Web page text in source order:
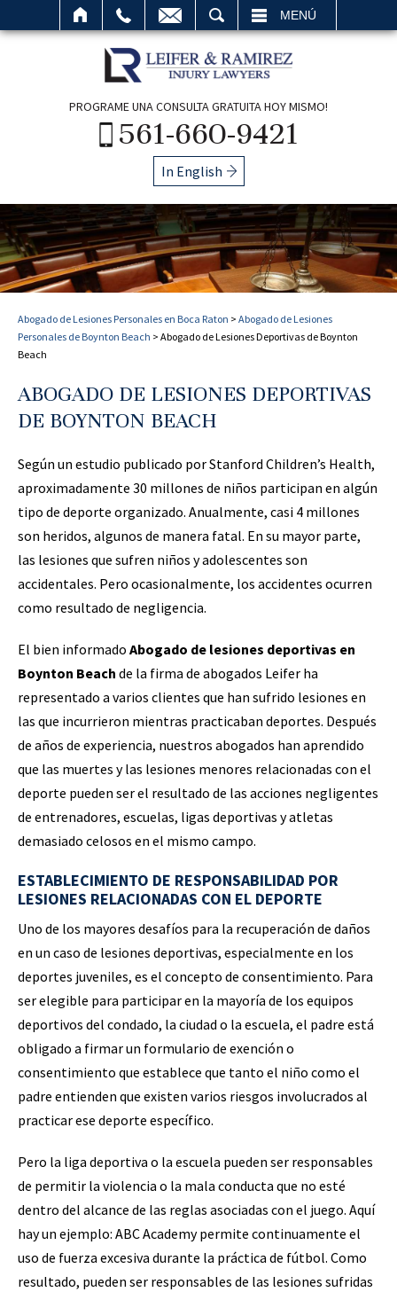
MENÚ
PROGRAME UNA CONSULTA GRATUITA HOY MISMO!
561-660-9421
In English
Abogado de Lesiones Personales en Boca Raton > Abogado de Lesiones
Personales de Boynton Beach > Abogado de Lesiones Deportivas de Boynton
Beach
ABOGADO DE LESIONES DEPORTIVAS
DE BOYNTON BEACH
Según un estudio publicado por Stanford Children’s Health,
aproximadamente 30 millones de niños participan en algún
tipo de deporte organizado. Anualmente, casi 4 millones
son heridos, algunos de manera fatal. En su mayor parte,
las lesiones que sufren niños y adolescentes son
accidentales. Pero ocasionalmente, los accidentes ocurren
como resultado de negligencia.
El bien informado Abogado de lesiones deportivas en
Boynton Beach de la firma de abogados Leifer ha
representado a varios clientes que han sufrido lesiones en
las que incurrieron mientras practicaban deportes. Después
de años de experiencia, nuestros abogados han aprendido
que las muertes y las lesiones menores relacionadas con el
deporte pueden ser el resultado de las acciones negligentes
de entrenadores, escuelas, ligas deportivas y atletas
demasiado celosos en el mismo campo.
ESTABLECIMIENTO DE RESPONSABILIDAD POR
LESIONES RELACIONADAS CON EL DEPORTE
Uno de los mayores desafíos para la recuperación de daños
en un caso de lesiones deportivas, especialmente en los
deportes juveniles, es el concepto de consentimiento. Para
ser elegible para participar en la mayoría de los equipos
deportivos del condado, la ciudad o la escuela, el padre está
obligado a firmar un formulario de exención o
consentimiento que establece que tanto el niño como el
padre entienden que existen varios riesgos involucrados al
practicar ese deporte específico.
Pero la liga deportiva o la escuela pueden ser responsables
de permitir la violencia o la mala conducta que no esté
dentro del alcance de las reglas asociadas con el juego. Aquí
hay un ejemplo: ABC Academy permite continuamente el
uso de fuerza excesiva durante la práctica de fútbol. Como
resultado, pueden ser responsables de las lesiones sufridas